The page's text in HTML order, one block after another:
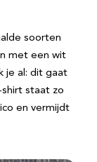
soorten
met een wit
je al: dit gaat
staat zo
en vermijdt